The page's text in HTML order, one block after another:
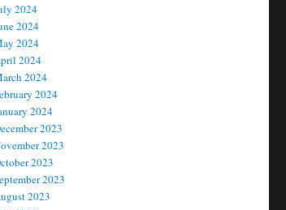
2024
2024
2024
2024
2024
2024
2024
2023
2023
2023
2023
2023